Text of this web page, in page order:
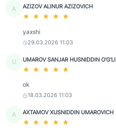
A AZIZOV ALINUR AZIZOVICH
yaxshi
29.03.2026 11:03
U UMAROV SANJAR HUSNIDDIN O‘G‘LI
ok
18.03.2026 11:03
A AXTAMOV XUSNIDDIN UMAROVICH